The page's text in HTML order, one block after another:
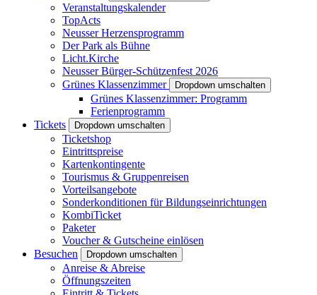
Veranstaltungskalender
TopActs
Neusser Herzensprogramm
Der Park als Bühne
Licht.Kirche
Neusser Bürger-Schützenfest 2026
Grünes Klassenzimmer
Dropdown umschalten
Grünes Klassenzimmer: Programm
Ferienprogramm
Tickets
Dropdown umschalten
Ticketshop
Eintrittspreise
Kartenkontingente
Tourismus & Gruppenreisen
Vorteilsangebote
Sonderkonditionen für Bildungseinrichtungen
KombiTicket
Paketer
Voucher & Gutscheine einlösen
Besuchen
Dropdown umschalten
Anreise & Abreise
Öffnungszeiten